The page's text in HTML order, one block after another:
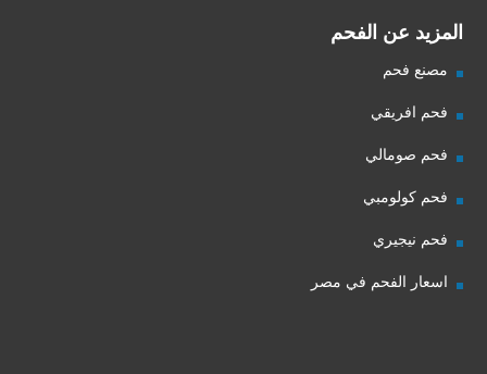
المزيد عن الفحم
مصنع فحم
فحم افريقي
فحم صومالي
فحم كولومبي
فحم نيجيري
اسعار الفحم في مصر